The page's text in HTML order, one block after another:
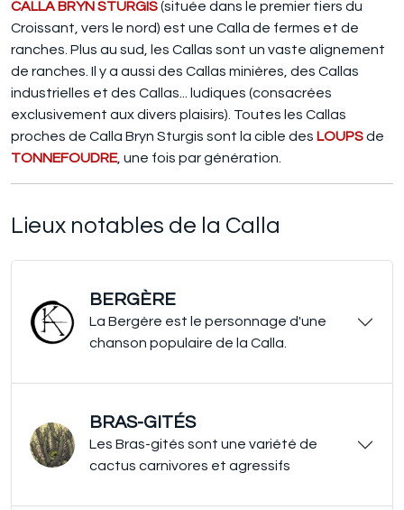
CALLA BRYN STURGIS(située dans le premier tiers du
Croissant, vers le nord) est une Calla de fermes et de
ranches. Plus au sud, les Callas sont un vaste alignement
de ranches. Il y a aussi des Callas minières, des Callas
industrielles et des Callas... ludiques (consacrées
exclusivement aux divers plaisirs). Toutes les Callas
proches de Calla Bryn Sturgis sont la cible des LOUPSde
TONNEFOUDRE, une fois par génération.
Lieux notables de la Calla
BERGÈRE
La Bergère est le personnage d'une
chanson populaire de la Calla.
BRAS-GITÉS
Les Bras-gités sont une variété de
cactus carnivores et agressifs